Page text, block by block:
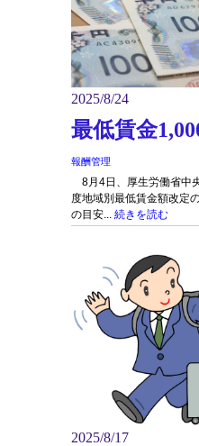
2025/8/24
最低賃金
報酬管理
8月4日、厚生労働省中
度地域別最低賃金額改定
の目安... 続きを読む
2025/8/17